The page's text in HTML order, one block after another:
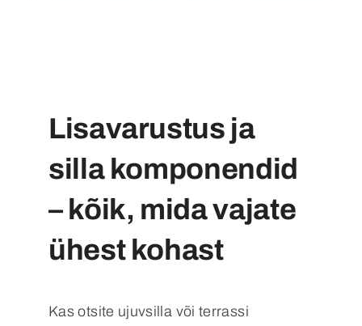
Lisavarustus ja
silla komponendid
– kõik, mida vajate
ühest kohast
Kas otsite ujuvsilla või terrassi